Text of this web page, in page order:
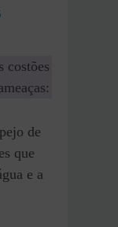
costões
de
que
e a